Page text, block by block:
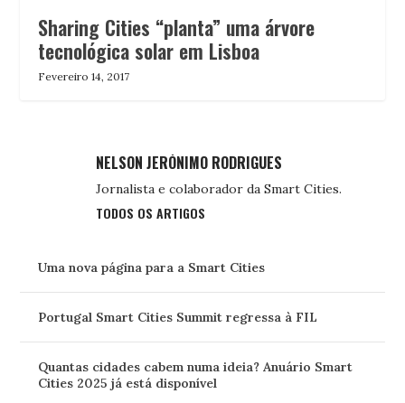
Sharing Cities “planta” uma árvore
tecnológica solar em Lisboa
Fevereiro 14, 2017
NELSON JERÓNIMO RODRIGUES
Jornalista e colaborador da Smart Cities.
TODOS OS ARTIGOS
Uma nova página para a Smart Cities
Portugal Smart Cities Summit regressa à FIL
Quantas cidades cabem numa ideia? Anuário Smart
Cities 2025 já está disponível